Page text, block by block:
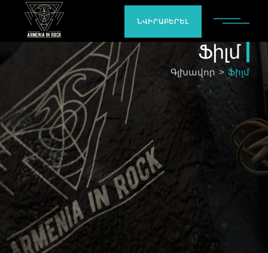
ՆՎԻՐԱԲԵՐԵԼ
Ֆիլմ
Գլխավոր Ֆիլմ